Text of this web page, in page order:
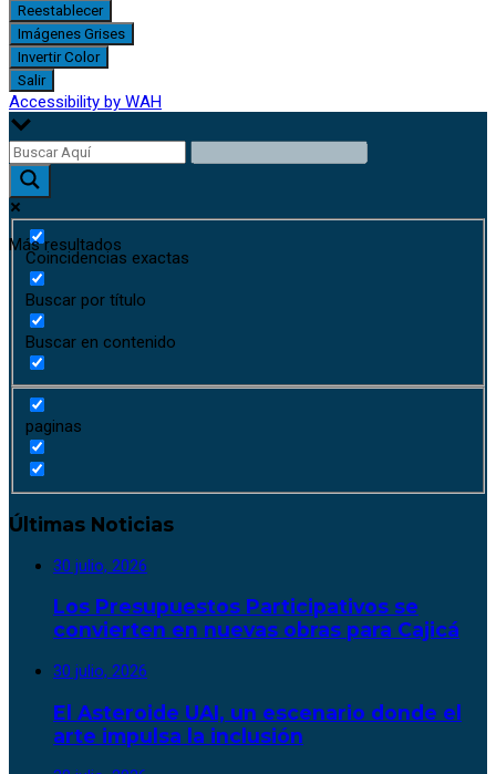
Reestablecer
Imágenes Grises
Invertir Color
Salir
Accessibility by WAH
Más resultados
Coincidencias exactas
Buscar por título
Buscar en contenido
paginas
Últimas Noticias
30 julio, 2026
Los Presupuestos Participativos se
convierten en nuevas obras para Cajicá
30 julio, 2026
El Asteroide UAI, un escenario donde el
arte impulsa la inclusión